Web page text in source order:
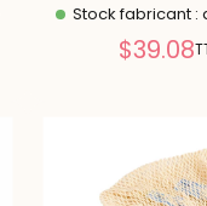
Stock fabricant :
$39.08